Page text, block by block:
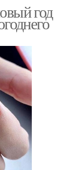
год